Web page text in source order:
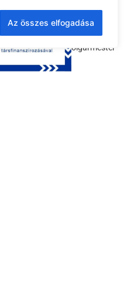
Az összes elfogadása
Őr Zoltán
polgármester